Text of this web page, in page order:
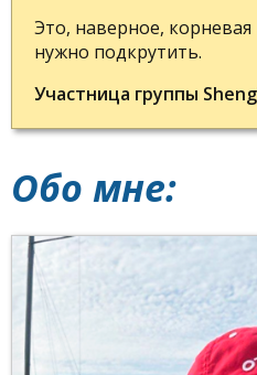
Это, наверное,
нужно подкрутить.
Участница группы
Обо мне: